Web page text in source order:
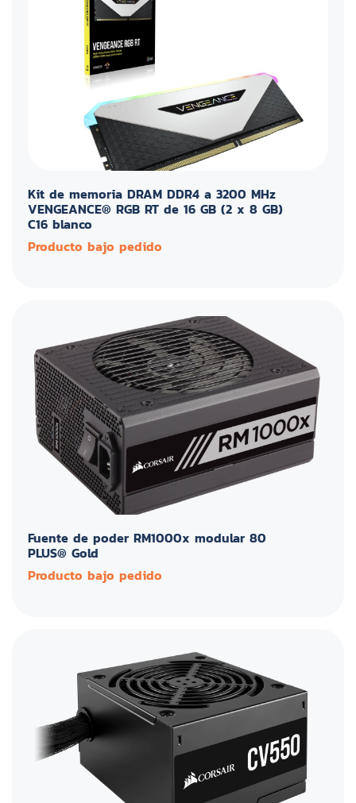
Kit de memoria DRAM DDR4 a 3200 MHz
VENGEANCE® RGB RT de 16 GB (2 x 8 GB)
C16 blanco
Producto bajo pedido
Fuente de poder RM1000x modular 80
PLUS® Gold
Producto bajo pedido